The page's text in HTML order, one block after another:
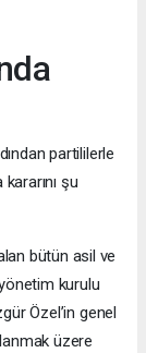
partililerle
şu
bütün asil ve
kurulu
Özel’in genel
üzere